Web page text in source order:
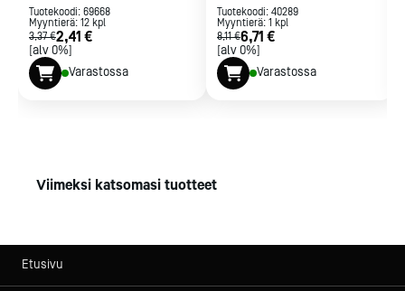
Tuotekoodi: 69668
Myyntierä: 12 kpl
3,37 €2,41 €
[alv 0%]
Varastossa
Tuotekoodi: 40289
Myyntierä: 1 kpl
8,11 €6,71 €
[alv 0%]
Varastossa
Viimeksi katsomasi tuotteet
Etusivu